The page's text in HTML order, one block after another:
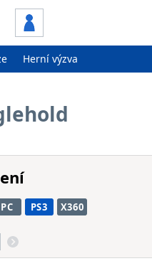
Herní výzva
PC PS3 X360